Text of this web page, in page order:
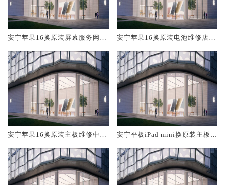
安宁苹果16换原装屏幕服务网点
安宁苹果16换原装电池维修店大
安宁苹果16换原装主板维修中心
安宁平板iPad mini换原装主板维